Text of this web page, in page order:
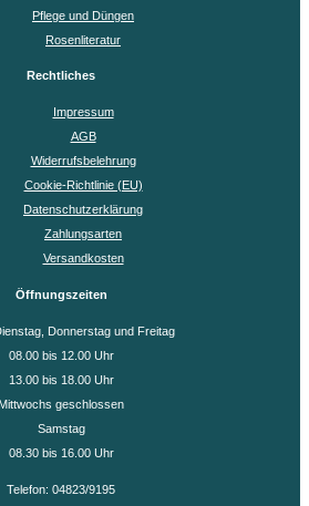
Pflege und Düngen
Rosenliteratur
Rechtliches
Impressum
AGB
Widerrufsbelehrung
Cookie-Richtlinie (EU)
Datenschutzerklärung
Zahlungsarten
Versandkosten
Öffnungszeiten
Donnerstag und Freitag
08.00 bis 12.00 Uhr
13.00 bis 18.00 Uhr
Mittwochs geschlossen
Samstag
08.30 bis 16.00 Uhr
Telefon: 04823/9195